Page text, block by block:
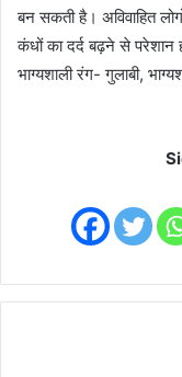
बन सकती है। अविवाहित
कंधों का दर्द बढ़ने से परेशान
भाग्यशाली रंग- गुलाबी,